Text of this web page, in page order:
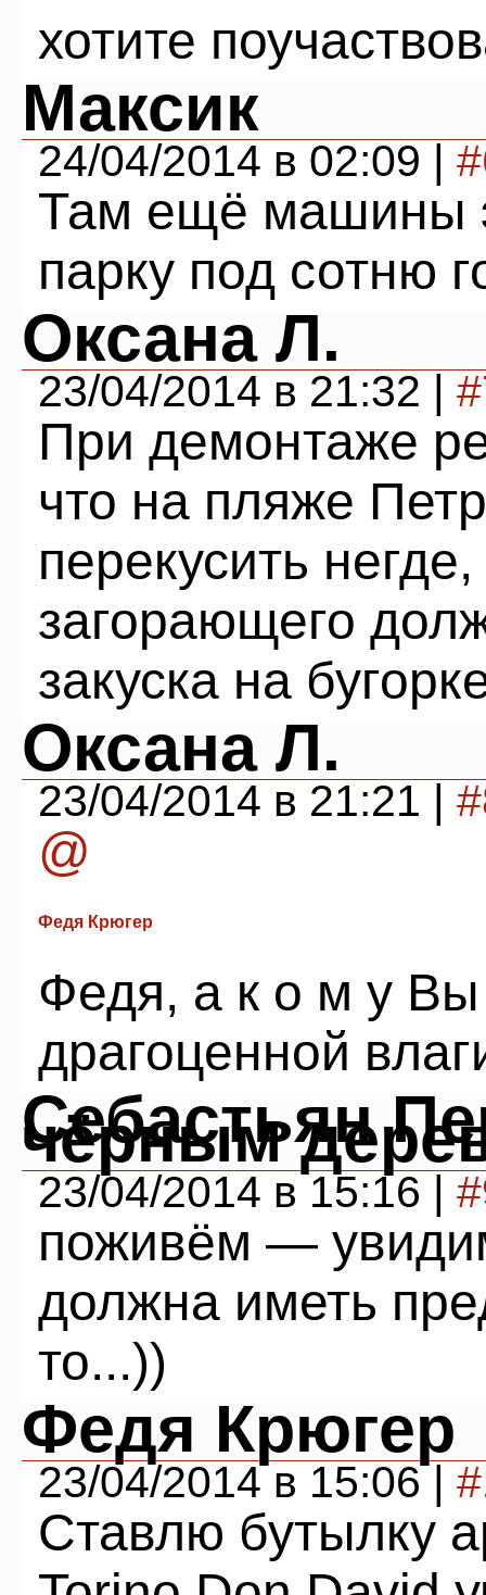
хотите
Максик
24/04/2014 в 02:09 |
Там ещё машины
парку под сотню
Оксана Л.
23/04/2014 в 21:32 |
При демонтаже
что на пляже
перекусить
загорающего
закуска на
Оксана Л.
23/04/2014 в 21:21 |
@
Федя Крюгер
Федя, а к о м у Вы
драгоценной
Себастьян
чёрным
23/04/2014 в 15:16 |
поживём —
должна иметь
то...))
Федя Крюгер
23/04/2014 в 15:06 |
Ставлю бутылку